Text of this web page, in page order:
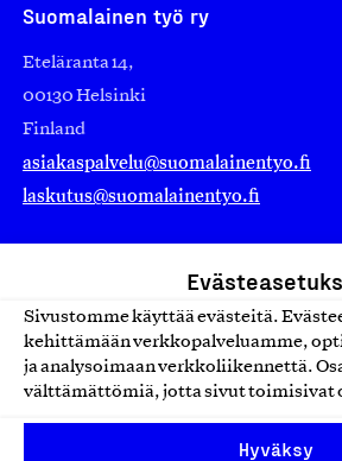
Sivustomme käyttää evästeitä.
kehittämään verkkopalveluamme,
ja analysoimaan verkkoliikennettä.
välttämättömiä, jotta sivut toimisivat
Hyväksy
Suomalainen työ ry
Eteläranta 14,
00130 Helsinki
Finland
asiakaspalvelu@suomalainentyo.fi
laskutus@suomalainentyo.fi
Avainlippu